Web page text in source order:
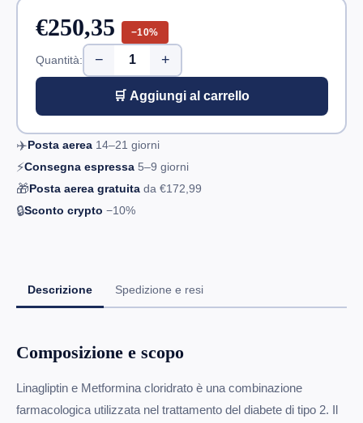
€250,35 −10%
Quantità: − +
🛒 Aggiungi al carrello
✈️Posta aerea 14–21 giorni
⚡Consegna espressa 5–9 giorni
🎁Posta aerea gratuita da €172,99
🔒Sconto crypto −10%
Descrizione Spedizione e resi
Composizione e scopo
Linagliptin e Metformina cloridrato è una combinazione
farmacologica utilizzata nel trattamento del diabete di tipo 2. Il